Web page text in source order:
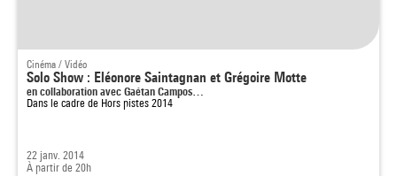
Cinéma / Vidéo
Solo Show : Eléonore Saintagnan et Grégoire Motte
en collaboration avec Gaétan Campos…
Dans le cadre de Hors pistes 2014
22 janv. 2014
À partir de 20h